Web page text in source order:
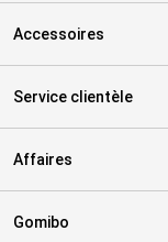
Accessoires
Service clientèle
Affaires
Gomibo